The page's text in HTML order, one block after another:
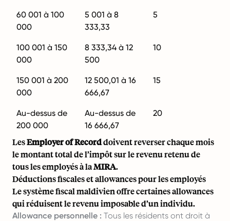
60 001 à 100
000
5 001 à 8
333,33
5
100 001 à 150
000
8 333,34 à 12
500
10
150 001 à 200
000
12 500,01 à 16
666,67
15
Au-dessus de
200 000
Au-dessus de
16 666,67
20
LesEmployer of Recorddoivent reverser chaque mois
le montant total de l’impôt sur le revenu retenu de
tous les employés à laMIRA.
Déductions fiscales et allowances pour les employés
Le système fiscal maldivien offre certaines allowances
qui réduisent le revenu imposable d’un individu.
Allowance personnelle : Tous les résidents ont droit à